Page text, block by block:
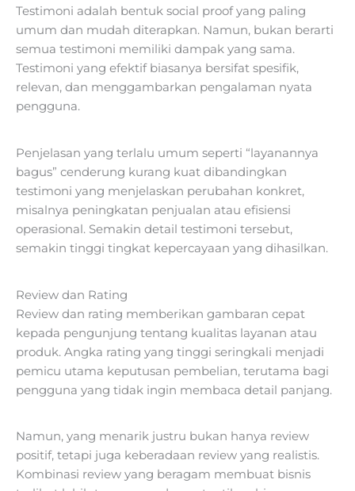
Testimoni adalah bentuk social proof yang paling
umum dan mudah diterapkan. Namun, bukan berarti
semua testimoni memiliki dampak yang sama.
Testimoni yang efektif biasanya bersifat spesifik,
relevan, dan menggambarkan pengalaman nyata
pengguna.
Penjelasan yang terlalu umum seperti “layanannya
bagus” cenderung kurang kuat dibandingkan
testimoni yang menjelaskan perubahan konkret,
misalnya peningkatan penjualan atau efisiensi
operasional. Semakin detail testimoni tersebut,
semakin tinggi tingkat kepercayaan yang dihasilkan.
Review dan Rating
Review dan rating memberikan gambaran cepat
kepada pengunjung tentang kualitas layanan atau
produk. Angka rating yang tinggi seringkali menjadi
pemicu utama keputusan pembelian, terutama bagi
pengguna yang tidak ingin membaca detail panjang.
Namun, yang menarik justru bukan hanya review
positif, tetapi juga keberadaan review yang realistis.
Kombinasi review yang beragam membuat bisnis